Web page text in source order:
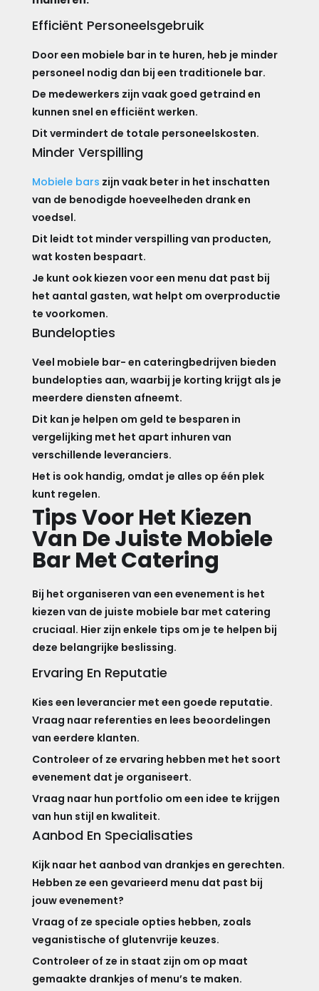
Efficiënt Personeelsgebruik
Door een mobiele bar in te huren, heb je minder
personeel nodig dan bij een traditionele bar.
De medewerkers zijn vaak goed getraind en
kunnen snel en efficiënt werken.
Dit vermindert de totale personeelskosten.
Minder Verspilling
Mobiele bars zijn vaak beter in het inschatten
van de benodigde hoeveelheden drank en
voedsel.
Dit leidt tot minder verspilling van producten,
wat kosten bespaart.
Je kunt ook kiezen voor een menu dat past bij
het aantal gasten, wat helpt om overproductie
te voorkomen.
Bundelopties
Veel mobiele bar- en cateringbedrijven bieden
bundelopties aan, waarbij je korting krijgt als je
meerdere diensten afneemt.
Dit kan je helpen om geld te besparen in
vergelijking met het apart inhuren van
verschillende leveranciers.
Het is ook handig, omdat je alles op één plek
kunt regelen.
Tips Voor Het Kiezen
Van De Juiste Mobiele
Bar Met Catering
Bij het organiseren van een evenement is het
kiezen van de juiste mobiele bar met catering
cruciaal. Hier zijn enkele tips om je te helpen bij
deze belangrijke beslissing.
Ervaring En Reputatie
Kies een leverancier met een goede reputatie.
Vraag naar referenties en lees beoordelingen
van eerdere klanten.
Controleer of ze ervaring hebben met het soort
evenement dat je organiseert.
Vraag naar hun portfolio om een idee te krijgen
van hun stijl en kwaliteit.
Aanbod En Specialisaties
Kijk naar het aanbod van drankjes en gerechten.
Hebben ze een gevarieerd menu dat past bij
jouw evenement?
Vraag of ze speciale opties hebben, zoals
veganistische of glutenvrije keuzes.
Controleer of ze in staat zijn om op maat
gemaakte drankjes of menu’s te maken.